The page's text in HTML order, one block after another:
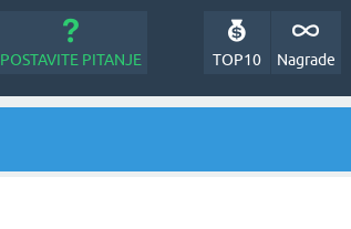
POSTAVITE PITANJE Nagrade
TOP10